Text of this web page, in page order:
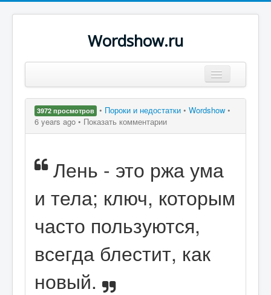
Wordshow.ru
Популярные цитаты
Поиск
3972 просмотров • Пороки и недостатки • Wordshow •
6 years ago • Показать комментарии
Лень - это ржа ума
и тела; ключ, которым
часто пользуются,
всегда блестит, как
новый.